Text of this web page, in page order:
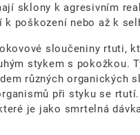
sklony k agresivním
k poškození nebo až k
sloučeniny rtuti,
stykem s pokožkou.
různých organických
při styku se
je jako smrtelná